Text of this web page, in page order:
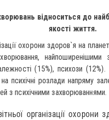
відноситься до
якості життя.
охорони здоров`я на
(15%), психози
на психічні розлади напряму
з психічними захворюваннями.
організації охорони